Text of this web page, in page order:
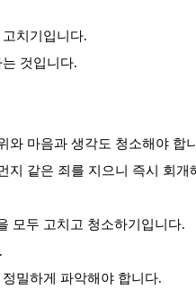
치기입니다.
것입니다.
와 마음과 생각도 청소해야 합
지 같은 죄를 지으니 즉시 회개
모두 고치고 청소하기입니다.
밀하게 파악해야 합니다.